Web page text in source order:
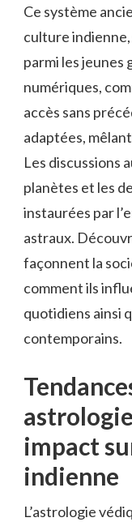
Ce système
culture
parmi les jeunes
numériques,
accès sans
adaptées,
Les discussions
planètes et les
instaurées par
astraux.
façonnent la
comment ils
quotidiens ainsi
contemporains.
impact
indienne
L’astrologie